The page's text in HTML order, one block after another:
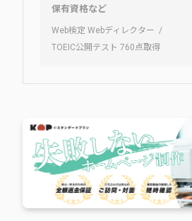
保有資格など
Web検定 Webディレクター
TOEIC公開テスト 760点取得